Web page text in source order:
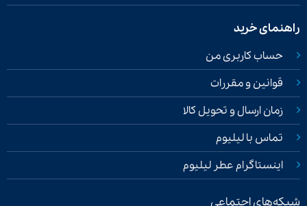
راهنمای خرید
حساب کاربری من
قوانین و مقررات
زمان ارسال و تحویل کالا
تماس با لیلیوم
اینستاگرام عطر لیلیوم
شبکه‌های اجتماعی